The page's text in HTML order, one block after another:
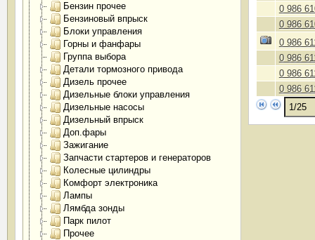
Бензин прочее
Бензиновый впрыск
Блоки управления
Горны и фанфары
Группа выбора
Детали тормозного привода
Дизель прочее
Дизельные блоки управления
Дизельные насосы
Дизельный впрыск
Доп.фары
Зажигание
Запчасти стартеров и генераторов
Колесные цилиндры
Комфорт электроника
Лампы
Лямбда зонды
Парк пилот
Прочее
0 986
0 986
0 986
0 986
0 986
0 986